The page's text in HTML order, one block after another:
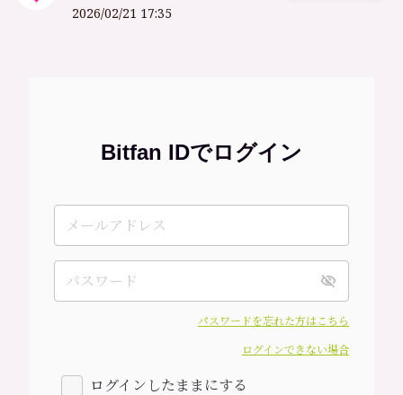
2026/02/21 17:35
Bitfan IDでログイン
パスワードを忘れた方はこちら
ログインできない場合
ログインしたままにする